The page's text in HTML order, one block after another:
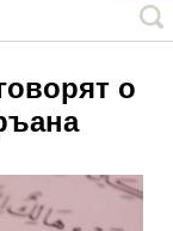
о